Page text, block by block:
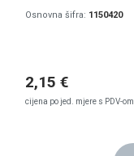
Osnovna šifra: 1150420
2,15 €
cijena po jed. mjere s PDV-om